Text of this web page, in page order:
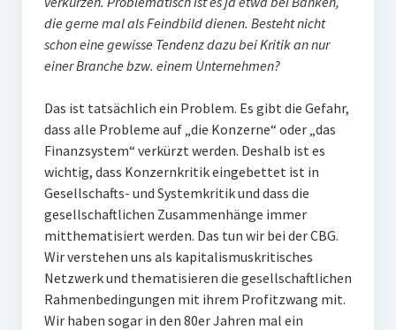
die gerne mal als Feindbild dienen. Besteht nicht
schon eine gewisse Tendenz dazu bei Kritik an nur
einer Branche bzw. einem Unternehmen?
Das ist tatsächlich ein Problem. Es gibt die Gefahr,
dass alle Probleme auf „die Konzerne“ oder „das
Finanzsystem“ verkürzt werden. Deshalb ist es
wichtig, dass Konzernkritik eingebettet ist in
Gesellschafts- und Systemkritik und dass die
gesellschaftlichen Zusammenhänge immer
mitthematisiert werden. Das tun wir bei der CBG.
Wir verstehen uns als kapitalismuskritisches
Netzwerk und thematisieren die gesellschaftlichen
Rahmenbedingungen mit ihrem Profitzwang mit.
Wir haben sogar in den 80er Jahren mal ein